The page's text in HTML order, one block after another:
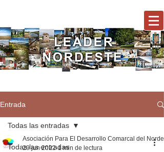
Entrada
Todas las entradas
Todas las entradas
Asociación Para El Desarrollo Comarcal del
29 jun 2022 1 min de lectura